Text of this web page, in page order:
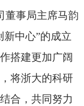
董事局主席马韵
中心”的成立
搭建更加广阔
将浙大的科研
合，共同努力